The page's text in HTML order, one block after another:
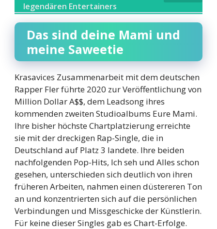
legendären Entertainers
Das sind deine Mami und
meine Saweetie
Krasavices Zusammenarbeit mit dem deutschen
Rapper Fler führte 2020 zur Veröffentlichung von
Million Dollar A$$, dem Leadsong ihres
kommenden zweiten Studioalbums Eure Mami.
Ihre bisher höchste Chartplatzierung erreichte
sie mit der dreckigen Rap-Single, die in
Deutschland auf Platz 3 landete. Ihre beiden
nachfolgenden Pop-Hits, Ich seh und Alles schon
gesehen, unterschieden sich deutlich von ihren
früheren Arbeiten, nahmen einen düstereren Ton
an und konzentrierten sich auf die persönlichen
Verbindungen und Missgeschicke der Künstlerin.
Für keine dieser Singles gab es Chart-Erfolge.